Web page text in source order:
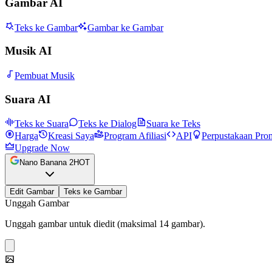
Gambar AI
Teks ke Gambar Gambar ke Gambar
Musik AI
Pembuat Musik
Suara AI
Teks ke Suara Teks ke Dialog
Suara ke Teks
Harga
Kreasi Saya Program Afiliasi API
Perpustakaan
Upgrade Now
Nano Banana 2HOT
Edit Gambar Teks ke Gambar
Unggah Gambar
Unggah gambar untuk diedit (maksimal 14 gambar).